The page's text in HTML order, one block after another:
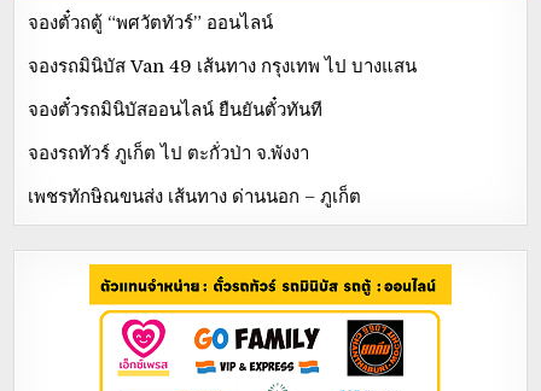
จองตั๋วถตู้ “พศวัตทัวร์” ออนไลน์
จองรถมินิบัส Van 49 เส้นทาง กรุงเทพ ไป บางแสน
จองตั๋วรถมินิบัสออนไลน์ ยืนยันตั๋วทันที
จองรถทัวร์ ภูเก็ต ไป ตะกั่วป่า จ.พังงา
เพชรทักษิณขนส่ง เส้นทาง ด่านนอก – ภูเก็ต